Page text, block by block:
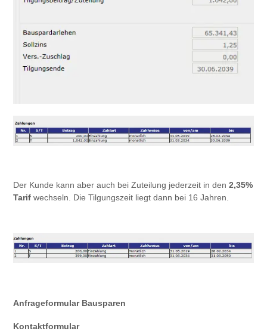
Der Kunde kann aber auch bei Zuteilung jederzeit in den2,35%
Tarif wechseln. Die Tilgungszeit liegt dann bei 16 Jahren.
Anfrageformular Bausparen
Kontaktformular